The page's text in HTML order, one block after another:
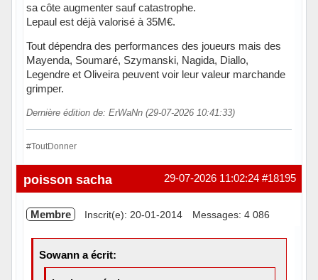
sa côte augmenter sauf catastrophe.
Lepaul est déjà valorisé à 35M€.
Tout dépendra des performances des joueurs mais des
Mayenda, Soumaré, Szymanski, Nagida, Diallo,
Legendre et Oliveira peuvent voir leur valeur marchande
grimper.
Dernière édition de: ErWaNn (29-07-2026 10:41:33)
#ToutDonner
Hors ligne #18195
29-07-2026 11:02:24
poisson sacha
Membre Inscrit(e): 20-01-2014 Messages: 4 086
Sowann a écrit: